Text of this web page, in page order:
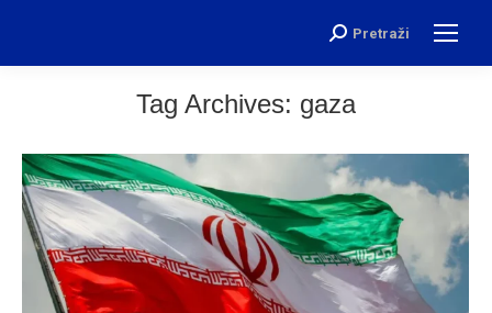
Search:
Pretraži
Tag Archives: gaza